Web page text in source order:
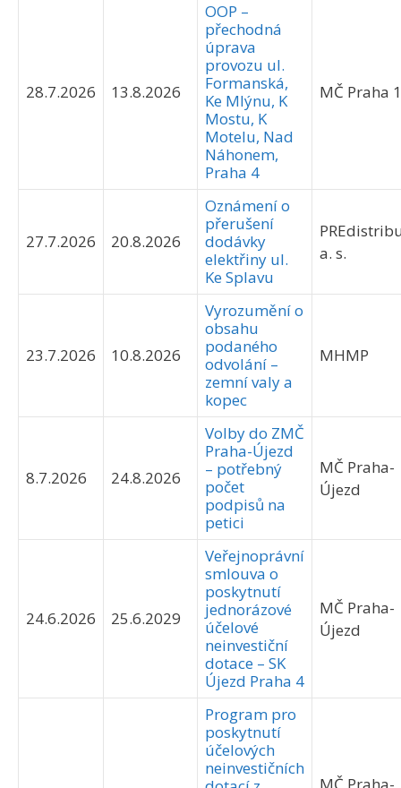
28.7.2026 13.8.2026
OOP –
přechodná
úprava
provozu ul.
Formanská,
Ke Mlýnu, K
Mostu, K
Motelu, Nad
Náhonem,
Praha 4
MČ Praha
27.7.2026 20.8.2026
Oznámení o
přerušení
dodávky
elektřiny ul.
Ke Splavu
a. s.
23.7.2026 10.8.2026
Vyrozumění o
obsahu
podaného
odvolání –
zemní valy a
kopec
MHMP
8.7.2026 24.8.2026
Volby do ZMČ
Praha-Újezd
– potřebný
počet
podpisů na
petici
MČ Praha-
Újezd
24.6.2026 25.6.2029
Veřejnoprávní
smlouva o
poskytnutí
jednorázové
účelové
neinvestiční
dotace – SK
Újezd Praha 4
MČ Praha-
Újezd
Program pro
poskytnutí
účelových
neinvestičních